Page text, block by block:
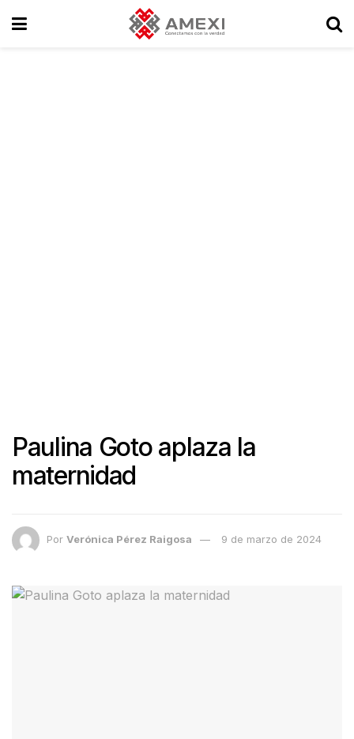
Paulina Goto aplaza la
maternidad
Por Verónica Pérez Raigosa 9 de marzo de 2024